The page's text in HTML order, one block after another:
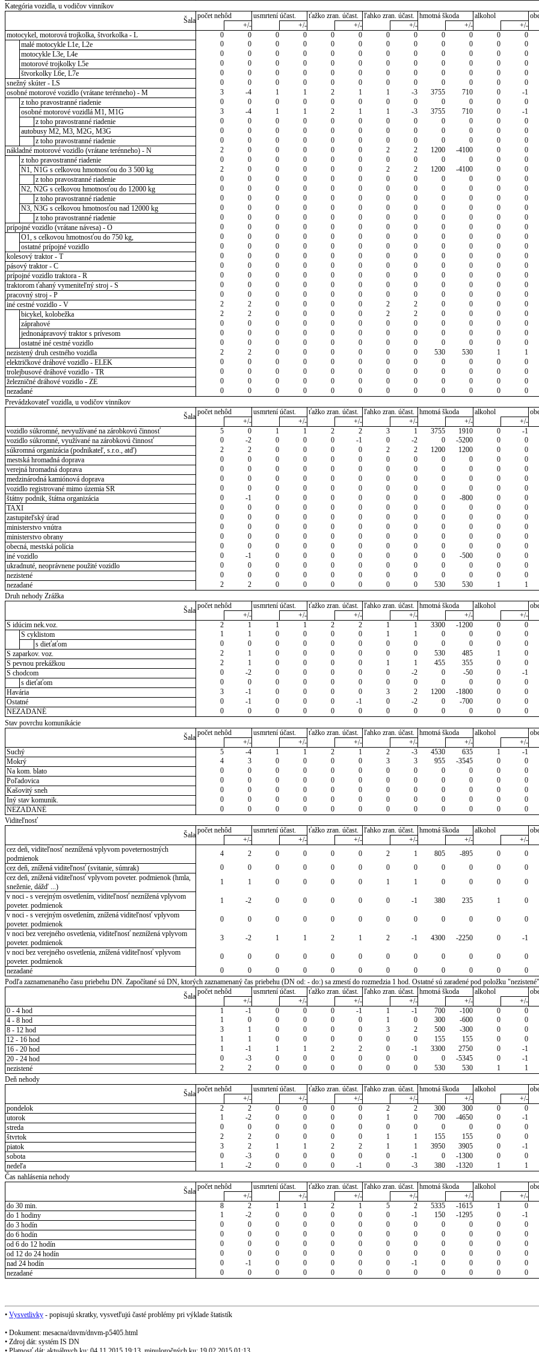
Kategória vozidla, u vodičov vinníkov
Šala
počet nehôd usmrtení účast. ťažko zran. účast. ľahko zran. účast. hmotná škoda alkohol
+/-
+/- +/- +/- +/- +/-
motocykel, motorová trojkolka, štvorkolka - L
0 0 0 0 0 0 0 0 0 0 0 0
malé motocykle L1e, L2e
0 0 0 0 0 0 0 0 0 0 0 0
motocykle L3e, L4e
0 0 0 0 0 0 0 0 0 0 0 0
motorové trojkolky L5e
0 0 0 0 0 0 0 0 0 0 0 0
štvorkolky L6e, L7e
0 0 0 0 0 0 0 0 0 0 0 0
snežný skúter - LS
0 0 0 0 0 0 0 0 0 0 0 0
osobné motorové vozidlo (vrátane terénneho) - M
3 -4 1 1 2 1 1 -3 3755 710 0 -1
z toho pravostranné riadenie
0 0 0 0 0 0 0 0 0 0 0 0
osobné motorové vozidlá M1, M1G
3 -4 1 1 2 1 1 -3 3755 710 0 -1
z toho pravostranné riadenie
0 0 0 0 0 0 0 0 0 0 0 0
autobusy M2, M3, M2G, M3G
0 0 0 0 0 0 0 0 0 0 0 0
z toho pravostranné riadenie
0 0 0 0 0 0 0 0 0 0 0 0
nákladné motorové vozidlo (vrátane terénneho) - N
2 0 0 0 0 0 2 2 1200 -4100 0 0
z toho pravostranné riadenie
0 0 0 0 0 0 0 0 0 0 0 0
N1, N1G s celkovou hmotnosťou do 3 500 kg
2 0 0 0 0 0 2 2 1200 -4100 0 0
z toho pravostranné riadenie
0 0 0 0 0 0 0 0 0 0 0 0
N2, N2G s celkovou hmotnosťou do 12000 kg
0 0 0 0 0 0 0 0 0 0 0 0
z toho pravostranné riadenie
0 0 0 0 0 0 0 0 0 0 0 0
N3, N3G s celkovou hmotnosťou nad 12000 kg
0 0 0 0 0 0 0 0 0 0 0 0
z toho pravostranné riadenie
0 0 0 0 0 0 0 0 0 0 0 0
prípojné vozidlo (vrátane návesa) - O
0 0 0 0 0 0 0 0 0 0 0 0
O1, s celkovou hmotnosťou do 750 kg,
0 0 0 0 0 0 0 0 0 0 0 0
ostatné prípojné vozidlo
0 0 0 0 0 0 0 0 0 0 0 0
kolesový traktor - T
0 0 0 0 0 0 0 0 0 0 0 0
pásový traktor - C
0 0 0 0 0 0 0 0 0 0 0 0
prípojné vozidlo traktora - R
0 0 0 0 0 0 0 0 0 0 0 0
traktorom ťahaný vymeniteľný stroj - S
0 0 0 0 0 0 0 0 0 0 0 0
pracovný stroj - P
0 0 0 0 0 0 0 0 0 0 0 0
iné cestné vozidlo - V
2 2 0 0 0 0 2 2 0 0 0 0
bicykel, kolobežka
2 2 0 0 0 0 2 2 0 0 0 0
záprahové
0 0 0 0 0 0 0 0 0 0 0 0
jednonápravový traktor s prívesom
0 0 0 0 0 0 0 0 0 0 0 0
ostatné iné cestné vozidlo
0 0 0 0 0 0 0 0 0 0 0 0
nezistený druh cestného vozidla
2 2 0 0 0 0 0 0 530 530 1 1
električkové dráhové vozidlo - ELEK
0 0 0 0 0 0 0 0 0 0 0 0
trolejbusové dráhové vozidlo - TR
0 0 0 0 0 0 0 0 0 0 0 0
železničné dráhové vozidlo - ZE
0 0 0 0 0 0 0 0 0 0 0 0
nezadané
0 0 0 0 0 0 0 0 0 0 0 0
Prevádzkovateľ vozidla, u vodičov vinníkov
Šala
počet nehôd usmrtení účast. ťažko zran. účast. ľahko zran. účast. hmotná škoda alkohol
+/-
+/- +/- +/- +/- +/-
vozidlo súkromné, nevyužívané na zárobkovú činnosť
5 0 1 1 2 2 3 1 3755 1910 0 -1
vozidlo súkromné, využívané na zárobkovú činnosť
0 -2 0 0 0 -1 0 -2 0 -5200 0 0
súkromná organizácia (podnikateľ, s.r.o., atď)
2 2 0 0 0 0 2 2 1200 1200 0 0
mestská hromadná doprava
0 0 0 0 0 0 0 0 0 0 0 0
verejná hromadná doprava
0 0 0 0 0 0 0 0 0 0 0 0
medzinárodná kamiónová doprava
0 0 0 0 0 0 0 0 0 0 0 0
vozidlo registrované mimo územia SR
0 0 0 0 0 0 0 0 0 0 0 0
štátny podnik, štátna organizácia
0 -1 0 0 0 0 0 0 0 -800 0 0
TAXI
0 0 0 0 0 0 0 0 0 0 0 0
zastupiteľský úrad
0 0 0 0 0 0 0 0 0 0 0 0
ministerstvo vnútra
0 0 0 0 0 0 0 0 0 0 0 0
ministerstvo obrany
0 0 0 0 0 0 0 0 0 0 0 0
obecná, mestská polícia
0 0 0 0 0 0 0 0 0 0 0 0
iné vozidlo
0 -1 0 0 0 0 0 0 0 -500 0 0
ukradnuté, neoprávnene použité vozidlo
0 0 0 0 0 0 0 0 0 0 0 0
nezistené
0 0 0 0 0 0 0 0 0 0 0 0
nezadané
2 2 0 0 0 0 0 0 530 530 1 1
Druh nehody Zrážka
Šala
počet nehôd usmrtení účast. ťažko zran. účast. ľahko zran. účast. hmotná škoda alkohol
+/-
+/- +/- +/- +/- +/-
S idúcim nek.voz.
2 1 1 1 2 2 1 1 3300 -1200 0 0
S cyklistom
1 1 0 0 0 0 1 1 0 0 0 0
s dieťaťom
0 0 0 0 0 0 0 0 0 0 0 0
S zaparkov. voz.
2 1 0 0 0 0 0 0 530 485 1 0
S pevnou prekážkou
2 1 0 0 0 0 1 1 455 355 0 0
S chodcom
0 -2 0 0 0 0 0 -2 0 -50 0 -1
s dieťaťom
0 0 0 0 0 0 0 0 0 0 0 0
Havária
3 -1 0 0 0 0 3 2 1200 -1800 0 0
Ostatné
0 -1 0 0 0 -1 0 -2 0 -700 0 0
NEZADANÉ
0 0 0 0 0 0 0 0 0 0 0 0
Stav povrchu komunikácie
Šala
počet nehôd usmrtení účast. ťažko zran. účast. ľahko zran. účast. hmotná škoda alkohol
+/-
+/- +/- +/- +/- +/-
Suchý
5 -4 1 1 2 1 2 -3 4530 635 1 -1
Mokrý
4 3 0 0 0 0 3 3 955 -3545 0 0
Na kom. blato
0 0 0 0 0 0 0 0 0 0 0 0
Poľadovica
0 0 0 0 0 0 0 0 0 0 0 0
Kašovitý sneh
0 0 0 0 0 0 0 0 0 0 0 0
Iný stav komunik.
0 0 0 0 0 0 0 0 0 0 0 0
NEZADANÉ
0 0 0 0 0 0 0 0 0 0 0 0
Viditeľnosť
Šala
počet nehôd usmrtení účast. ťažko zran. účast. ľahko zran. účast. hmotná škoda alkohol
+/-
+/- +/- +/- +/- +/-
cez deň, viditeľnosť neznížená vplyvom poveternostných
podmienok
4 2 0 0 0 0 2 1 805 -895 0 0
cez deň, znížená viditeľnosť (svitanie, súmrak)
0 0 0 0 0 0 0 0 0 0 0 0
cez deň, znížená viditeľnosť vplyvom poveter. podmienok (hmla,
sneženie, dážď ...)
1 1 0 0 0 0 1 1 0 0 0 0
v noci - s verejným osvetlením, viditeľnosť neznížená vplyvom
poveter. podmienok
1 -2 0 0 0 0 0 -1 380 235 1 0
v noci - s verejným osvetlením, znížená viditeľnosť vplyvom
poveter. podmienok
0 0 0 0 0 0 0 0 0 0 0 0
v noci bez verejného osvetlenia, viditeľnosť neznížená vplyvom
poveter. podmienok
3 -2 1 1 2 1 2 -1 4300 -2250 0 -1
v noci bez verejného osvetlenia, znížená viditeľnosť vplyvom
poveter. podmienok
0 0 0 0 0 0 0 0 0 0 0 0
nezadané
0 0 0 0 0 0 0 0 0 0 0 0
Podľa zaznamenaného času priebehu DN. Započítané sú DN, ktorých zaznamenaný čas priebehu (DN od: - do:) sa zmestí do rozmedzia 1 hod. Ostatné sú zaradené pod položku "nezistené"
Šala
počet nehôd usmrtení účast. ťažko zran. účast. ľahko zran. účast. hmotná škoda alkohol
+/-
+/- +/- +/- +/- +/-
0 - 4 hod
1 -1 0 0 0 -1 1 -1 700 -100 0 0
4 - 8 hod
1 0 0 0 0 0 1 0 300 -600 0 0
8 - 12 hod
3 1 0 0 0 0 3 2 500 -300 0 0
12 - 16 hod
1 1 0 0 0 0 0 0 155 155 0 0
16 - 20 hod
1 -1 1 1 2 2 0 -1 3300 2750 0 -1
20 - 24 hod
0 -3 0 0 0 0 0 0 0 -5345 0 -1
nezistené
2 2 0 0 0 0 0 0 530 530 1 1
Deň nehody
Šala
počet nehôd usmrtení účast. ťažko zran. účast. ľahko zran. účast. hmotná škoda alkohol
+/-
+/- +/- +/- +/- +/-
pondelok
2 2 0 0 0 0 2 2 300 300 0 0
utorok
1 -2 0 0 0 0 1 0 700 -4650 0 -1
streda
0 0 0 0 0 0 0 0 0 0 0 0
štvrtok
2 2 0 0 0 0 1 1 155 155 0 0
piatok
3 2 1 1 2 2 1 1 3950 3905 0 -1
sobota
0 -3 0 0 0 0 0 -1 0 -1300 0 0
nedeľa
1 -2 0 0 0 -1 0 -3 380 -1320 1 1
Čas nahlásenia nehody
Šala
počet nehôd usmrtení účast. ťažko zran. účast. ľahko zran. účast. hmotná škoda alkohol
+/-
+/- +/- +/- +/- +/-
do 30 min.
8 2 1 1 2 1 5 2 5335 -1615 1 0
do 1 hodiny
1 -2 0 0 0 0 0 -1 150 -1295 0 -1
do 3 hodín
0 0 0 0 0 0 0 0 0 0 0 0
do 6 hodín
0 0 0 0 0 0 0 0 0 0 0 0
od 6 do 12 hodín
0 0 0 0 0 0 0 0 0 0 0 0
od 12 do 24 hodín
0 0 0 0 0 0 0 0 0 0 0 0
nad 24 hodín
0 -1 0 0 0 0 0 -1 0 0 0 0
nezadané
0 0 0 0 0 0 0 0 0 0 0 0
• Vysvetlivky - popisujú skratky, vysvetľujú časté problémy pri výklade štatistík
• Dokument: mesacna/dnvm/dnvm-p5405.html
• Zdroj dát: systém IS DN